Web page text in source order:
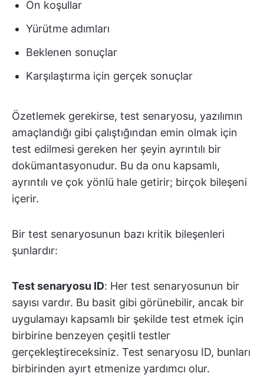
Ön koşullar
Yürütme adımları
Beklenen sonuçlar
Karşılaştırma için gerçek sonuçlar
Özetlemek gerekirse, test senaryosu, yazılımın
amaçlandığı gibi çalıştığından emin olmak için
test edilmesi gereken her şeyin ayrıntılı bir
dokümantasyonudur. Bu da onu kapsamlı,
ayrıntılı ve çok yönlü hale getirir; birçok bileşeni
içerir.
Bir test senaryosunun bazı kritik bileşenleri
şunlardır:
Test senaryosu ID: Her test senaryosunun bir
sayısı vardır. Bu basit gibi görünebilir, ancak bir
uygulamayı kapsamlı bir şekilde test etmek için
birbirine benzeyen çeşitli testler
gerçekleştireceksiniz. Test senaryosu ID, bunları
birbirinden ayırt etmenize yardımcı olur.